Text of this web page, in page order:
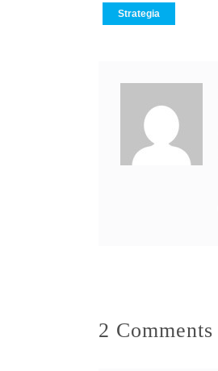
Strategia
2 Comments